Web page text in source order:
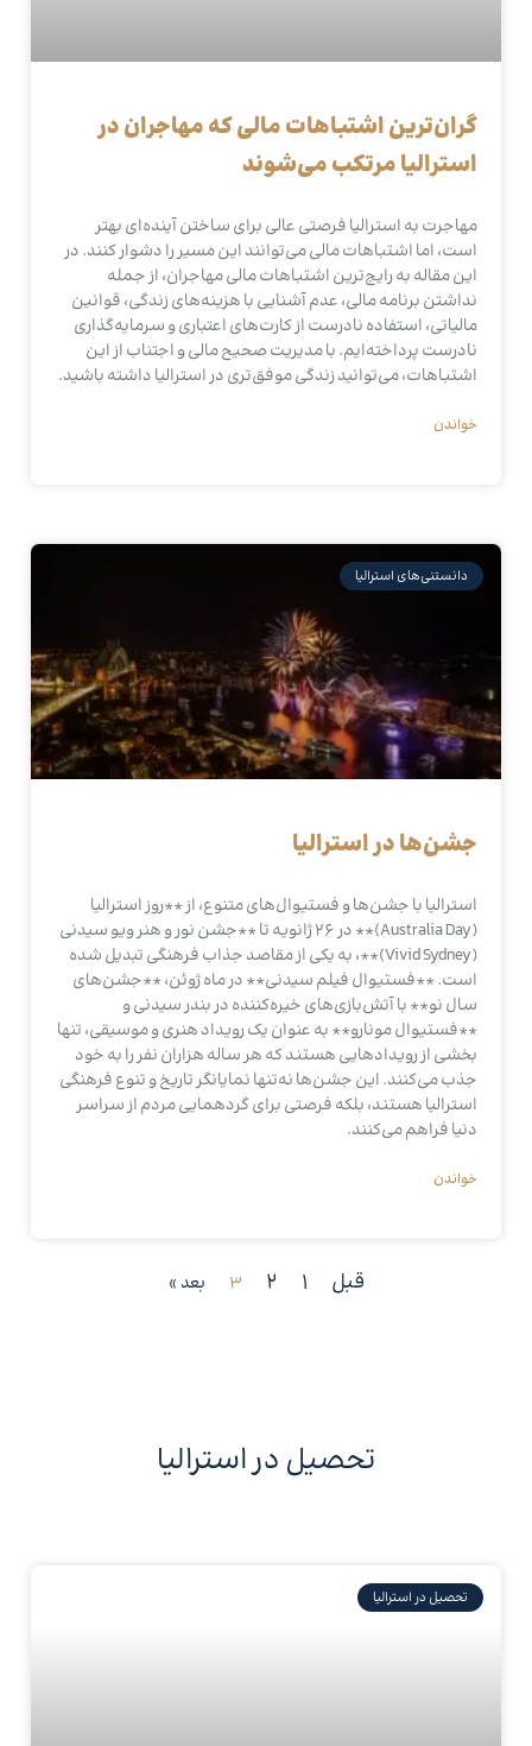
گران‌ترین اشتباهات مالی که مهاجران در
استرالیا مرتکب می‌شوند
مهاجرت به استرالیا فرصتی عالی برای ساختن آینده‌ای بهتر
است، اما اشتباهات مالی می‌توانند این مسیر را دشوار کنند. در
این مقاله به رایج‌ترین اشتباهات مالی مهاجران، از جمله
نداشتن برنامه مالی، عدم آشنایی با هزینه‌های زندگی، قوانین
مالیاتی، استفاده نادرست از کارت‌های اعتباری و سرمایه‌گذاری
نادرست پرداخته‌ایم. با مدیریت صحیح مالی و اجتناب از این
اشتباهات، می‌توانید زندگی موفق‌تری در استرالیا داشته باشید.
خواندن
دانستنی‌های استرالیا
جشن‌ها در استرالیا
استرالیا با جشن‌ها و فستیوال‌های متنوع، از **روز استرالیا
(Australia Day)** در 26 ژانویه تا **جشن نور و هنر ویو سیدنی
(Vivid Sydney)**، به یکی از مقاصد جذاب فرهنگی تبدیل شده
است. **فستیوال فیلم سیدنی** در ماه ژوئن، **جشن‌های
سال نو** با آتش‌بازی‌های خیره‌کننده در بندر سیدنی و
**فستیوال مونارو** به عنوان یک رویداد هنری و موسیقی، تنها
بخشی از رویدادهایی هستند که هر ساله هزاران نفر را به خود
جذب می‌کنند. این جشن‌ها نه‌تنها نمایانگر تاریخ و تنوع فرهنگی
استرالیا هستند، بلکه فرصتی برای گردهمایی مردم از سراسر
دنیا فراهم می‌کنند.
خواندن
قبل 1
2
3 بعد »
تحصیل در استرالیا
تحصیل در استرالیا